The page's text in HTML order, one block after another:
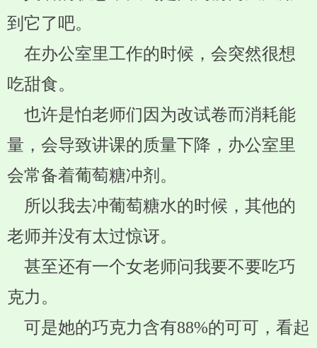
到它了吧。
在办公室里工作的时候，会突然很想
吃甜食。
也许是怕老师们因为改试卷而消耗能
量，会导致讲课的质量下降，办公室里
会常备着葡萄糖冲剂。
所以我去冲葡萄糖水的时候，其他的
老师并没有太过惊讶。
甚至还有一个女老师问我要不要吃巧
克力。
可是她的巧克力含有88%的可可，看起